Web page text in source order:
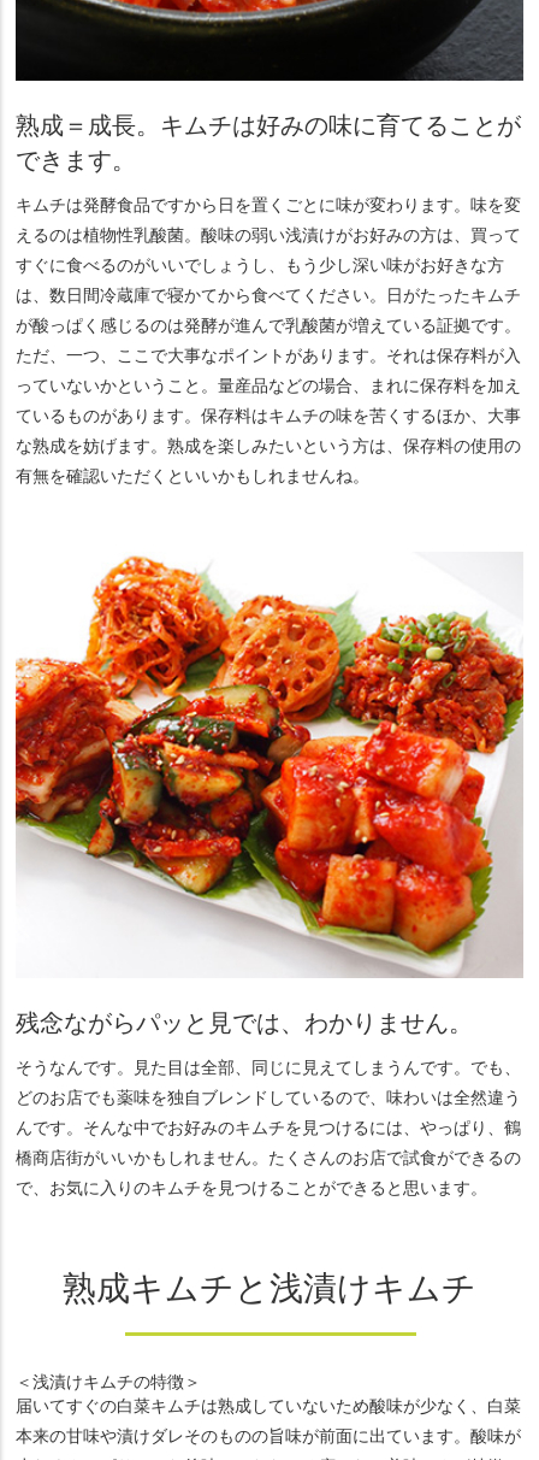
熟成＝成長。キムチは好みの味に育てることが
できます。
キムチは発酵食品ですから日を置くごとに味が変わります。味を変
えるのは植物性乳酸菌。酸味の弱い浅漬けがお好みの方は、買って
すぐに食べるのがいいでしょうし、もう少し深い味がお好きな方
は、数日間冷蔵庫で寝かてから食べてください。日がたったキムチ
が酸っぱく感じるのは発酵が進んで乳酸菌が増えている証拠です。
ただ、一つ、ここで大事なポイントがあります。それは保存料が入
っていないかということ。量産品などの場合、まれに保存料を加え
ているものがあります。保存料はキムチの味を苦くするほか、大事
な熟成を妨げます。熟成を楽しみたいという方は、保存料の使用の
有無を確認いただくといいかもしれませんね。
残念ながらパッと見では、わかりません。
そうなんです。見た目は全部、同じに見えてしまうんです。でも、
どのお店でも薬味を独自ブレンドしているので、味わいは全然違う
んです。そんな中でお好みのキムチを見つけるには、やっぱり、鶴
橋商店街がいいかもしれません。たくさんのお店で試食ができるの
で、お気に入りのキムチを見つけることができると思います。
熟成キムチと浅漬けキムチ
＜浅漬けキムチの特徴＞
届いてすぐの白菜キムチは熟成していないため酸味が少なく、白菜
本来の甘味や漬けダレそのものの旨味が前面に出ています。酸味が